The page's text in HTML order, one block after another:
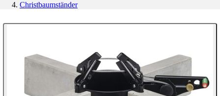
Christbaumständer